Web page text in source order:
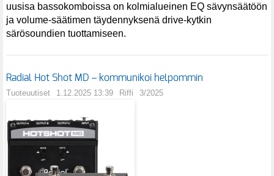
uusisa bassokomboissa on kolmialueinen EQ sävynsäätöön
ja volume-säätimen täydennyksenä drive-kytkin
särösoundien tuottamiseen.
Radial Hot Shot MD – kommunikoi helpommin
Tuoteuutiset 1.12.2025 13:39 Riffi 3/2025